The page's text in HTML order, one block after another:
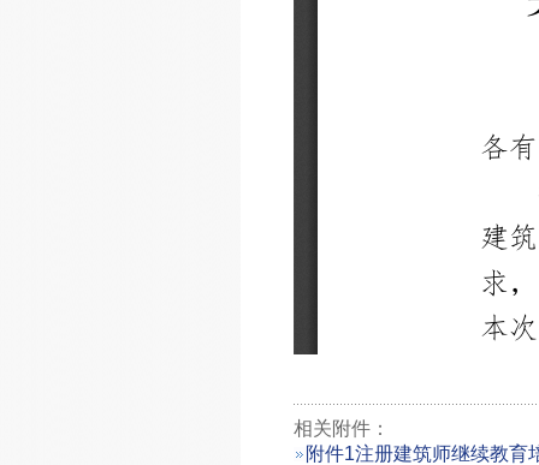
相关附件：
附件1注册建筑师继续教育